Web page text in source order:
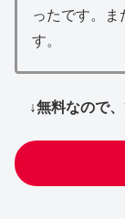
ったです。ま
す。
↓無料なので